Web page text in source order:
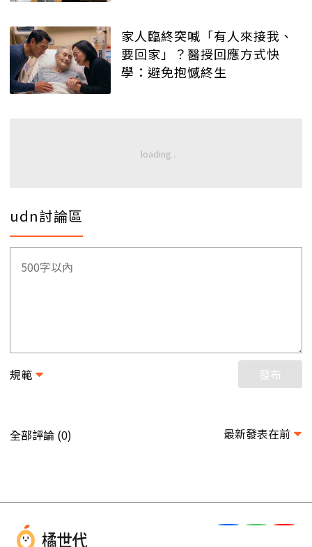
家人臨終突喊「有人來接我、
要回家」？醫授回應方式快
學：避免抱憾終生
udn討論區
規範 發布
全部評論 (0) 最新發表在前